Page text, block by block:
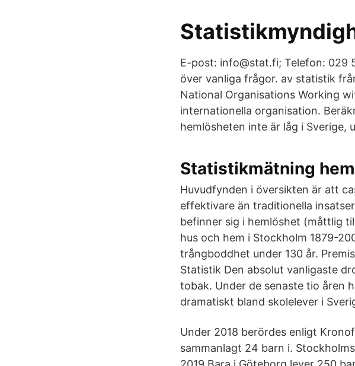
E-post: info@stat.fi; Telefon: 029
över vanliga frågor. av statistik
National Organisations Working
internationella organisation.
hemlösheten inte är låg i Sverige,
Statistikmätning
Huvudfynden i översikten är att
effektivare än traditionella
befinner sig i hemlöshet (måttlig
hus och hem i Stockholm 1879-
trångboddhet under 130 år.
Statistik Den absolut vanligaste
tobak. Under de senaste tio åren
dramatiskt bland skolelever i
Under 2018 berördes enligt
sammanlagt 24 barn i.